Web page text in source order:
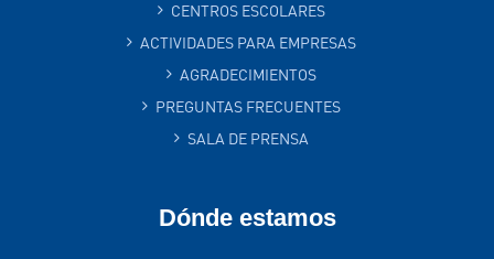
CENTROS ESCOLARES
ACTIVIDADES PARA EMPRESAS
AGRADECIMIENTOS
PREGUNTAS FRECUENTES
SALA DE PRENSA
Dónde estamos